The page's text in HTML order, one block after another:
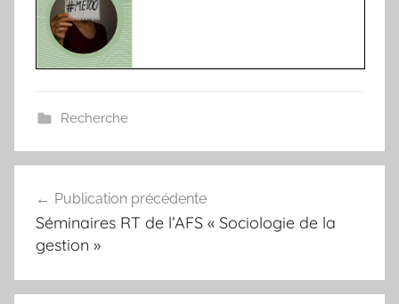
Recherche
de
l’article
Publication précédente
Séminaires RT de l’AFS « Sociologie de la
gestion »